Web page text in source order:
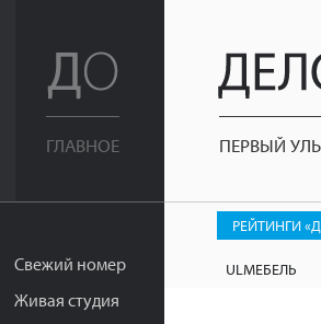
ГЛАВНОЕ
Свежий номер
Живая студия
ПЕРВЫЙ
РЕЙТИНГИ
ULМЕБЕЛЬ